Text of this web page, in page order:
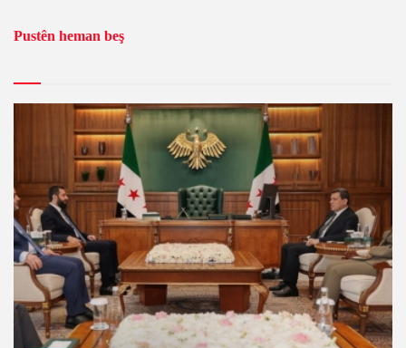
Pustên heman beş